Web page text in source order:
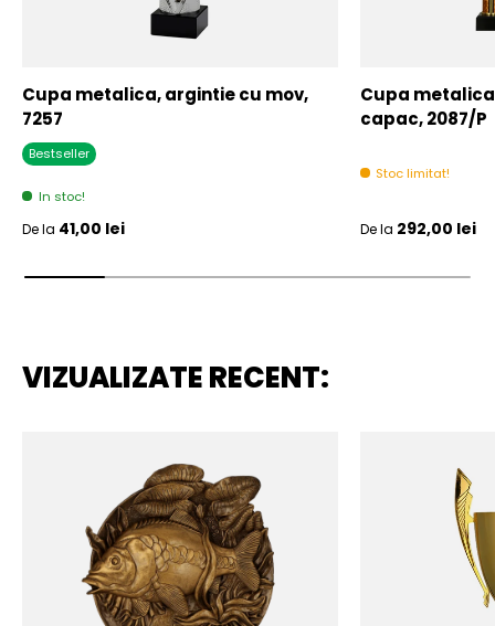
Cupa metalica, argintie cu mov,
7257
Bestseller
In stoc!
Pret initial
De la 41,00 lei
Cupa
capac, 2087/P
Stoc limitat!
Pret initial
De la 292,00 lei
VIZUALIZATE RECENT: